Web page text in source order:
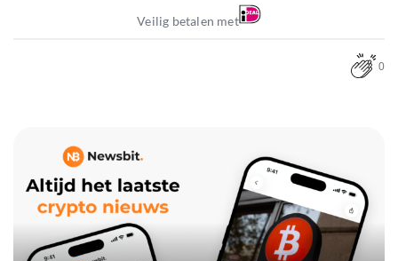
Veilig betalen met
0